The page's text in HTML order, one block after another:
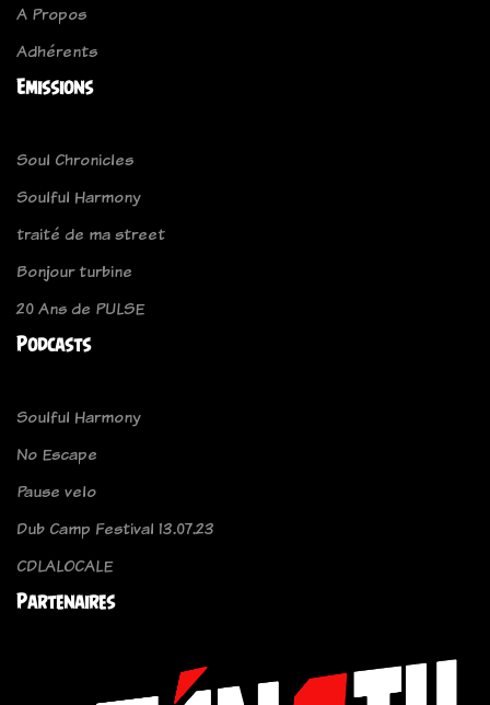
A Propos
Adhérents
Emissions
Soul Chronicles
Soulful Harmony
traité de ma street
Bonjour turbine
20 Ans de PULSE
Podcasts
Soulful Harmony
No Escape
Pause velo
Dub Camp Festival 13.07.23
CDLALOCALE
Partenaires